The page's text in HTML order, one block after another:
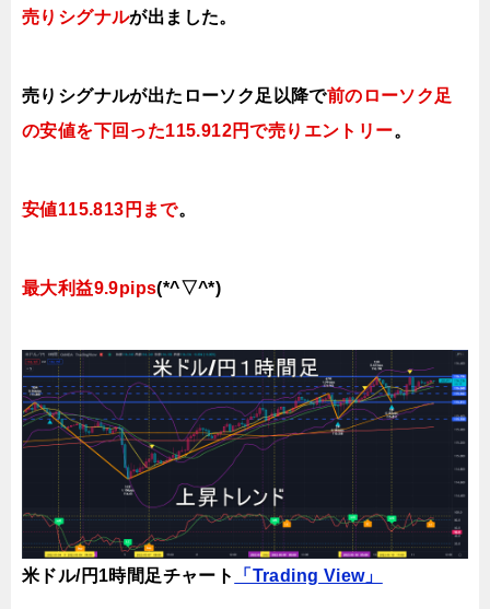
売り シグナルが出ました。
売りシグナルが出たローソク足以降で前のローソク足
の安値を下回った115.912円で売りエントリー。
安値115.813円まで。
最大利益9.9pips(*^▽^*)
米ドル/円1時間足チャート 「Trading View」